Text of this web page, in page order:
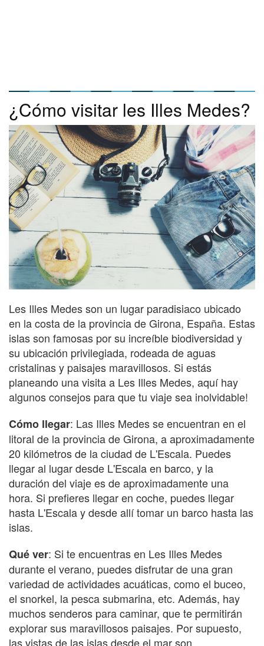
¿Cómo visitar les Illes Medes?
Les Illes Medes son un lugar paradisiaco ubicado
en la costa de la provincia de Girona, España. Estas
islas son famosas por su increíble biodiversidad y
su ubicación privilegiada, rodeada de aguas
cristalinas y paisajes maravillosos. Si estás
planeando una visita a Les Illes Medes, aquí hay
algunos consejos para que tu viaje sea inolvidable!
Cómo llegar: Las Illes Medes se encuentran en el
litoral de la provincia de Girona, a aproximadamente
20 kilómetros de la ciudad de L'Escala. Puedes
llegar al lugar desde L'Escala en barco, y la
duración del viaje es de aproximadamente una
hora. Si prefieres llegar en coche, puedes llegar
hasta L'Escala y desde allí tomar un barco hasta las
islas.
Qué ver: Si te encuentras en Les Illes Medes
durante el verano, puedes disfrutar de una gran
variedad de actividades acuáticas, como el buceo,
el snorkel, la pesca submarina, etc. Además, hay
muchos senderos para caminar, que te permitirán
explorar sus maravillosos paisajes. Por supuesto,
las vistas de las islas desde el mar son